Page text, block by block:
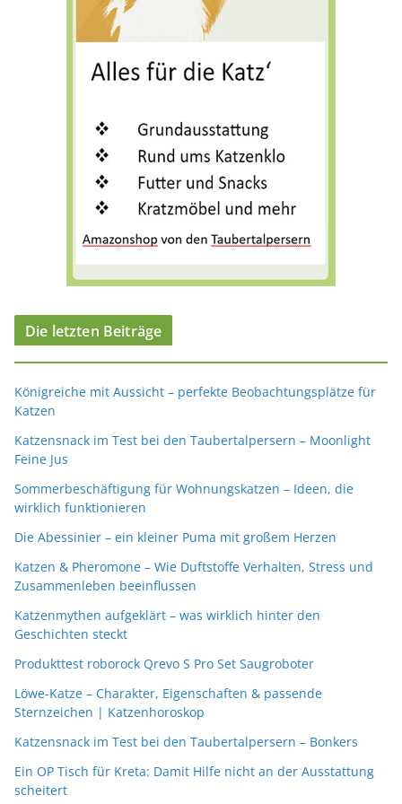
Die letzten Beiträge
Königreiche mit Aussicht – perfekte Beobachtungsplätze für
Katzen
Katzensnack im Test bei den Taubertalpersern – Moonlight
Feine Jus
Sommerbeschäftigung für Wohnungskatzen – Ideen, die
wirklich funktionieren
Die Abessinier – ein kleiner Puma mit großem Herzen
Katzen & Pheromone – Wie Duftstoffe Verhalten, Stress und
Zusammenleben beeinflussen
Katzenmythen aufgeklärt – was wirklich hinter den
Geschichten steckt
Produkttest roborock Qrevo S Pro Set Saugroboter
Löwe-Katze – Charakter, Eigenschaften & passende
Sternzeichen | Katzenhoroskop
Katzensnack im Test bei den Taubertalpersern – Bonkers
Ein OP Tisch für Kreta: Damit Hilfe nicht an der Ausstattung
scheitert